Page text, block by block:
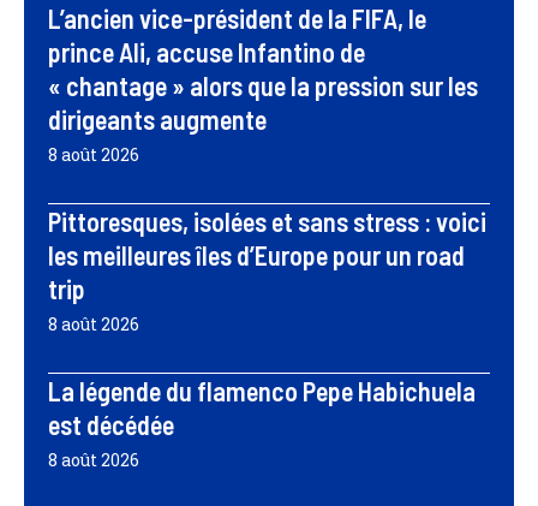
L’ancien vice-président de la FIFA, le
prince Ali, accuse Infantino de
« chantage » alors que la pression sur les
dirigeants augmente
8 août 2026
Pittoresques, isolées et sans stress : voici
les meilleures îles d’Europe pour un road
trip
8 août 2026
La légende du flamenco Pepe Habichuela
est décédée
8 août 2026